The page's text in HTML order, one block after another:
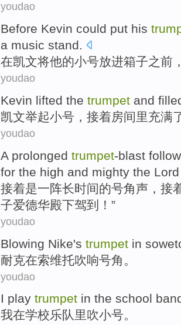
youdao
Before Kevin could put his
a music stand.
在凯文将他的小号放进箱子之前
youdao
Kevin lifted the trumpet and
凯文举起小号 ，接着房间里充满
youdao
A prolonged trumpet-blast
for the high and mighty the
接着是一阵长时间的号角声 ， 接
子爱德华殿下驾到！”
youdao
Blowing Nike's trumpet in
耐克在索维托吹响号角 。
youdao
I play trumpet in the school
我在学校乐队里吹小号。